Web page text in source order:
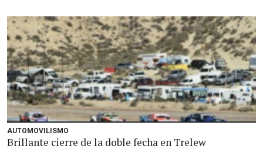
AUTOMOVILISMO
Brillante cierre de la doble fecha en Trelew